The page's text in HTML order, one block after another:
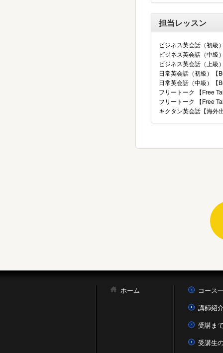
担当レッスン
ビジネス英会話（初級
ビジネス英会話（中級
ビジネス英会話（上級
日常英会話（初級）【
日常英会話（中級）【
フリートーク 【Free
フリートーク 【Free
キクタン英会話【海外
ホーム
コース
講師紹
受講ま
受講生